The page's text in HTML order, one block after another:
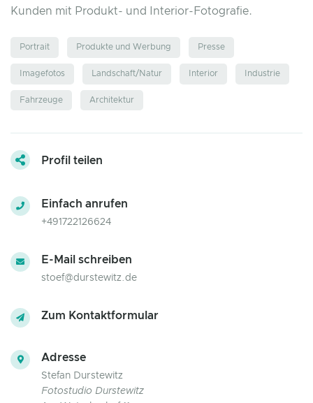
Kunden mit Produkt- und Interior-Fotografie.
Portrait Produkte und Werbung Presse
Imagefotos Landschaft/Natur Interior Industrie
Fahrzeuge Architektur
Profil teilen
Einfach anrufen
+491722126624
E-Mail schreiben
stoef@durstewitz.de
Zum Kontaktformular
Adresse
Stefan Durstewitz
Fotostudio Durstewitz